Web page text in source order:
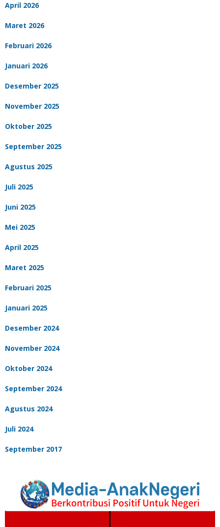
April 2026
Maret 2026
Februari 2026
Januari 2026
Desember 2025
November 2025
Oktober 2025
September 2025
Agustus 2025
Juli 2025
Juni 2025
Mei 2025
April 2025
Maret 2025
Februari 2025
Januari 2025
Desember 2024
November 2024
Oktober 2024
September 2024
Agustus 2024
Juli 2024
September 2017